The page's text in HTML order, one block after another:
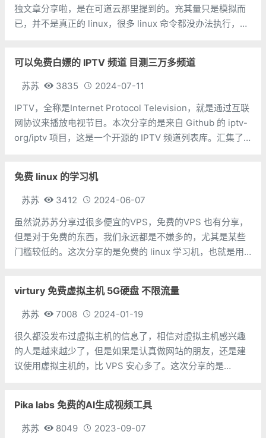
独文章分享啦，是在可道云那里提到的。充其量只是模拟而
已，并不是真正的 linux，很多 linux 命令都没办法执行，也
可以免费白嫖的 IPTV 频道 目测三万多频道
苏苏 3835
2024-07-11
IPTV，全称是Internet Protocol Television，就是通过互联
网协议来播放电视节目。本次分享的是来自 Github 的 iptv-
org/iptv 项目，这是一个开源的 IPTV 频道列表库。汇集了
免费 linux 的学习机
苏苏 3412
2024-06-07
虽然说苏苏分享过很多便宜的VPS，免费的VPS 也有分享，
但是对于免费的东西，我们永远都是不嫌多的，尤其是某些
门槛较低的。这次分享的是免费的 linux 学习机，也就是用
virtury 免费虚拟主机 5G硬盘 不限流量
苏苏 7008
2024-01-19
很久都没发布过虚拟主机的信息了，相信对虚拟主机感兴趣
的人是越来越少了，但是如果是认真做网站的朋友，还是建
议使用虚拟主机的，比 VPS 安心多了。这次分享的是
的地点了。本次
Pika labs 免费的AI生成视频工具
苏苏 8049
2023-09-07